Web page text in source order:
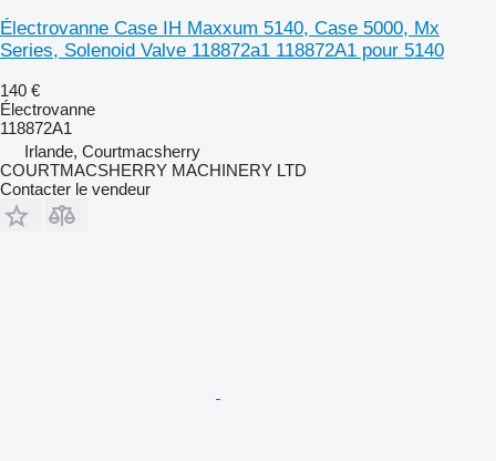
Électrovanne Case IH Maxxum 5140, Case 5000, Mx
Series, Solenoid Valve 118872a1 118872A1 pour 5140
140 €
Électrovanne
118872A1
Irlande, Courtmacsherry
COURTMACSHERRY MACHINERY LTD
Contacter le vendeur